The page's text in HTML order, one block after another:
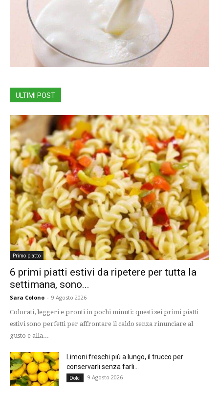
ULTIMI POST
Primo piatto
6 primi piatti estivi da ripetere per tutta la
settimana, sono...
Sara Colono - 9 Agosto 2026
Colorati, leggeri e pronti in pochi minuti: questi sei primi piatti
estivi sono perfetti per affrontare il caldo senza rinunciare al
gusto e alla...
Limoni freschi più a lungo, il trucco per
conservarli senza farli...
Dolci 9 Agosto 2026